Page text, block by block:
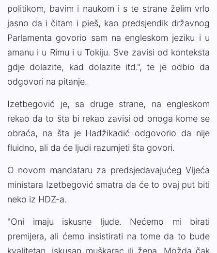
politikom, bavim i naukom i s te strane želim vrlo
jasno da i čitam i pieš, kao predsjendik državnog
Parlamenta govorio sam na engleskom jeziku i u
amanu i u Rimu i u Tokiju. Sve zavisi od konteksta
gdje dolazite, kad dolazite itd.", te je odbio da
odgovori na pitanje.
Izetbegović je, sa druge strane, na engleskom
rekao da to šta bi rekao zavisi od onoga kome se
obraća, na šta je Hadžikadić odgovorio da nije
fluidno, ali da će ljudi razumjeti šta govori.
O novom mandataru za predsjedavajućeg Vijeća
ministara Izetbegović smatra da će to ovaj put biti
neko iz HDZ-a.
"Oni imaju iskusne ljude. Nećemo mi birati
premijera, ali ćemo insistirati na tome da to bude
kvalitetan, iskusan muškarac ili žena. Možda čak